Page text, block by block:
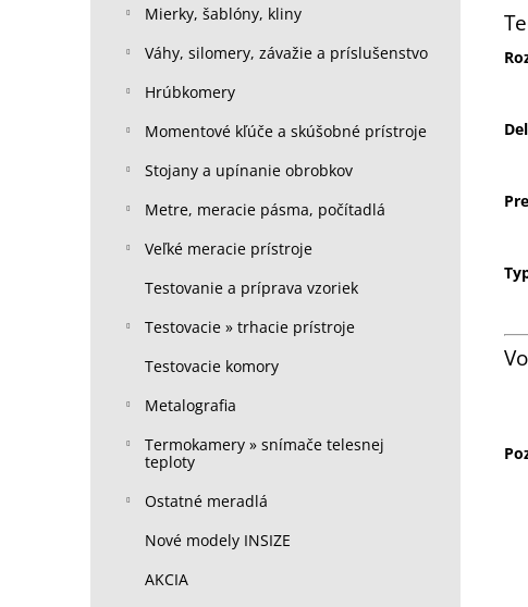
Mierky, šablóny, kliny
Váhy, silomery, závažie a príslušenstvo
Hrúbkomery
Momentové kľúče a skúšobné prístroje
Stojany a upínanie obrobkov
Metre, meracie pásma, počítadlá
Veľké meracie prístroje
Testovanie a príprava vzoriek
Testovacie » trhacie prístroje
Testovacie komory
Metalografia
Termokamery » snímače telesnej
teploty
Ostatné meradlá
Nové modely INSIZE
AKCIA